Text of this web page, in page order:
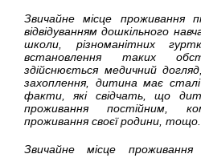
Звичайне місце проживання
відвідуванням дошкільного
школи, різноманітних
встановлення таких
здійснюється медичний
захоплення, дитина має сталі
факти, які свідчать, що
проживання постійним,
проживання своєї родини, тощо.
Звичайне місце проживання